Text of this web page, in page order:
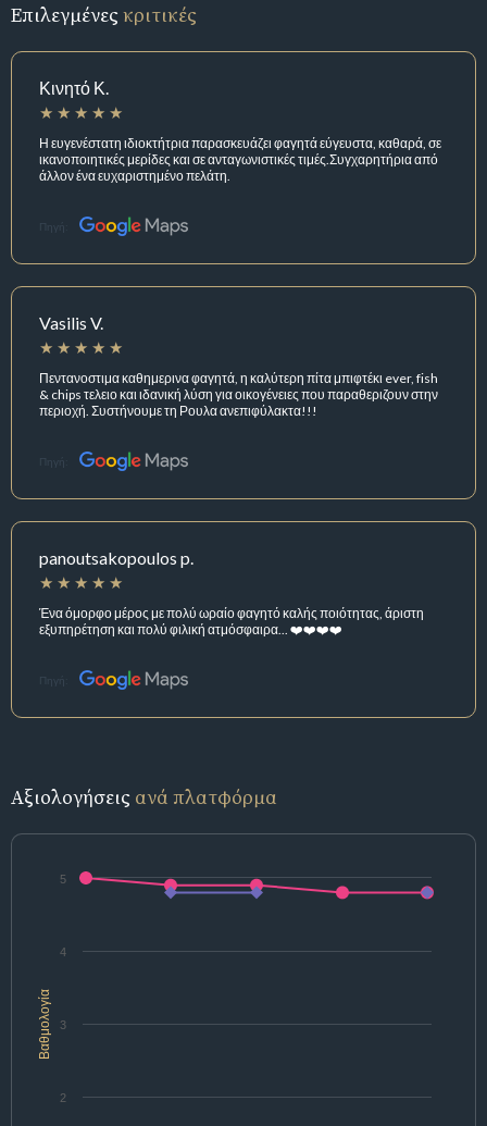
Επιλεγμένεςκριτικές
Κινητό Κ.
Η ευγενέστατη ιδιοκτήτρια παρασκευάζει φαγητά εύγευστα, καθαρά, σε
ικανοποιητικές μερίδες και σε ανταγωνιστικές τιμές.Συγχαρητήρια από
άλλον ένα ευχαριστημένο πελάτη.
Πηγή:
Vasilis V.
Πεντανοστιμα καθημερινα φαγητά, η καλύτερη πίτα μπιφτέκι ever, fish
& chips τελειο και ιδανική λύση για οικογένειες που παραθεριζουν στην
περιοχή. Συστήνουμε τη Ρουλα ανεπιφύλακτα!!!
Πηγή:
panoutsakopoulos p.
Ένα όμορφο μέρος με πολύ ωραίο φαγητό καλής ποιότητας, άριστη
εξυπηρέτηση και πολύ φιλική ατμόσφαιρα... ❤️❤️❤️❤️
Πηγή:
Αξιολογήσεις ανά πλατφόρμα
Βαθμολογία
2
3
4
5